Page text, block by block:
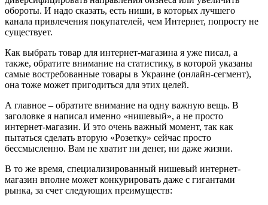
обороты. И надо сказать, есть ниши, в которых лучшего
канала привлечения покупателей, чем Интернет, попросту не
существует.
Как выбрать товар для интернет-магазина я уже писал, а
также, обратите внимание на статистику, в которой указаны
самые востребованные товары в Украине (онлайн-сегмент),
она тоже может пригодиться для этих целей.
А главное – обратите внимание на одну важную вещь. В
заголовке я написал именно «нишевый», а не просто
интернет-магазин. И это очень важный момент, так как
пытаться сделать вторую «Розетку» сейчас просто
бессмысленно. Вам не хватит ни денег, ни даже жизни.
В то же время, специализированный нишевый интернет-
магазин вполне может конкурировать даже с гигантами
рынка, за счет следующих преимуществ: